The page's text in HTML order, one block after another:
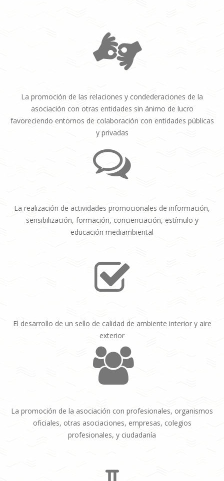
La promoción de las relaciones y condederaciones de la
asociación con otras entidades sin ánimo de lucro
favoreciendo entornos de colaboración con entidades públicas
y privadas
La realización de actividades promocionales de información,
sensibilización, formación, concienciación, estímulo y
educación mediambiental
El desarrollo de un sello de calidad de ambiente interior y aire
exterior
La promoción de la asociación con profesionales, organismos
oficiales, otras asociaciones, empresas, colegios
profesionales, y ciudadanía